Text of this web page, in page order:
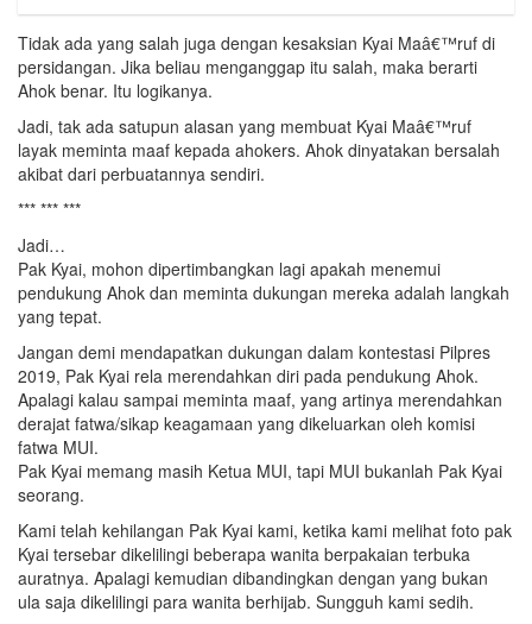
Tidak ada yang salah juga dengan kesaksian Kyai Maâ€™ruf di
persidangan. Jika beliau menganggap itu salah, maka berarti
Ahok benar. Itu logikanya.
Jadi, tak ada satupun alasan yang membuat Kyai Maâ€™ruf
layak meminta maaf kepada ahokers. Ahok dinyatakan bersalah
akibat dari perbuatannya sendiri.
*** *** ***
Jadi…
Pak Kyai, mohon dipertimbangkan lagi apakah menemui
pendukung Ahok dan meminta dukungan mereka adalah langkah
yang tepat.
Jangan demi mendapatkan dukungan dalam kontestasi Pilpres
2019, Pak Kyai rela merendahkan diri pada pendukung Ahok.
Apalagi kalau sampai meminta maaf, yang artinya merendahkan
derajat fatwa/sikap keagamaan yang dikeluarkan oleh komisi
fatwa MUI.
Pak Kyai memang masih Ketua MUI, tapi MUI bukanlah Pak Kyai
seorang.
Kami telah kehilangan Pak Kyai kami, ketika kami melihat foto pak
Kyai tersebar dikelilingi beberapa wanita berpakaian terbuka
auratnya. Apalagi kemudian dibandingkan dengan yang bukan
ula saja dikelilingi para wanita berhijab. Sungguh kami sedih.